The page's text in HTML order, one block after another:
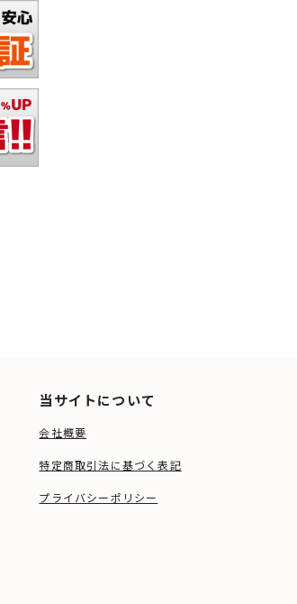
当サイトについて
会社概要
特定商取引法に基づく表記
プライバシーポリシー